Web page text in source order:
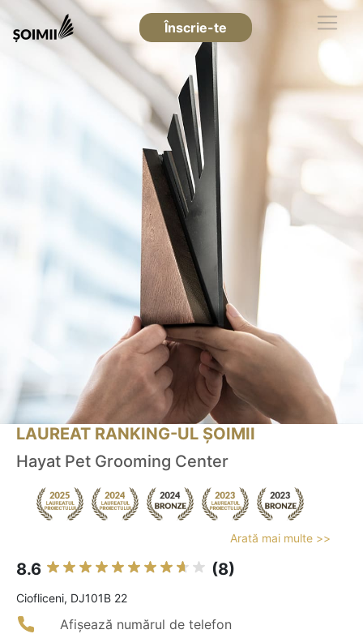
Înscrie-te
LAUREAT RANKING-UL ȘOIMII
Hayat Pet Grooming Center
Arată mai multe >>
8.6 (8)
Ciofliceni, DJ101B 22
Afișează numărul de telefon